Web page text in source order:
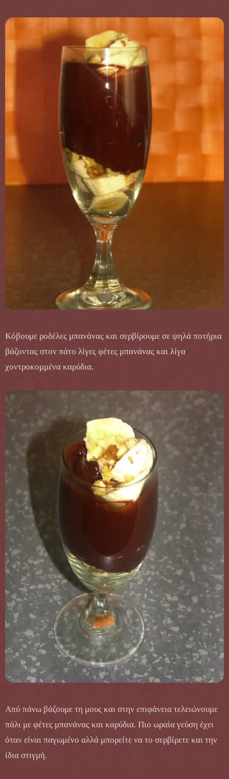
Κόβουμε ροδέλες μπανάνας και σερβίρουμε σε ψηλά ποτήρια
βάζοντας στον πάτο λίγες φέτες μπανάνας και λίγα
χοντροκομμένα καρύδια.
Από πάνω βάζουμε τη μους και στην επιφάνεια τελειώνουμε
πάλι με φέτες μπανάνας και καρύδια. Πιο ωραία γεύση έχει
όταν είναι παγωμένο αλλά μπορείτε να το σερβίρετε και την
ίδια στιγμή.